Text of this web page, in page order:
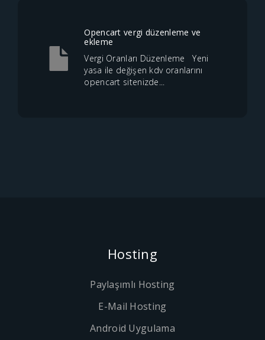
Opencart vergi düzenleme ve
ekleme
Vergi Oranları Düzenleme Yeni
yasa ile değişen kdv oranlarını
opencart sitenizde...
Hosting
Paylaşımlı Hosting
E-Mail Hosting
Android Uygulama